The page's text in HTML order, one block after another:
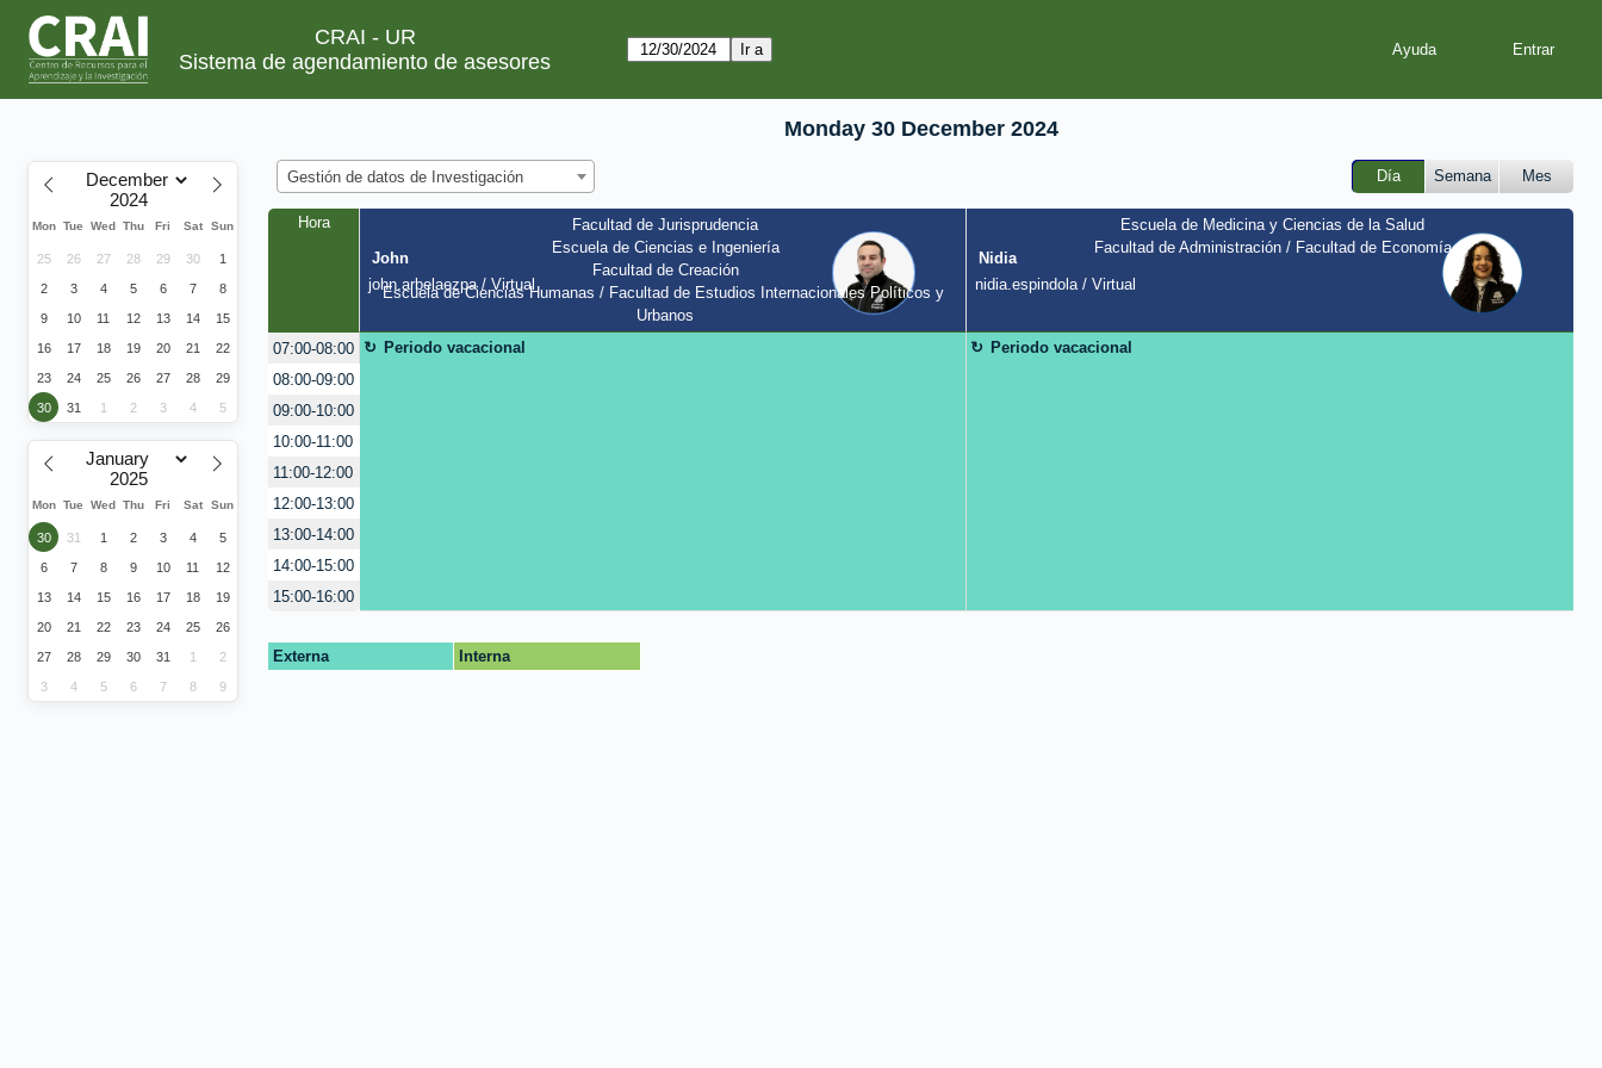
CRAI - UR
Sistema de agendamiento de asesores
Ayuda
Mon Tue Wed Thu Fri Sat Sun
25 26 27 28 29 30 1
2 3 4 5 6 7 8
9 10 11 12 13 14 15
16 17 18 19 20 21 22
23 24 25 26 27 28 29
30 31 1 2 3 4 5
Mon Tue Wed Thu Fri Sat Sun
30 31 1 2 3 4 5
6 7 8 9 10 11 12
13 14 15 16 17 18 19
20 21 22 23 24 25 26
27 28 29 30 31 1 2
3 4 5 6 7 8 9
Monday 30 December 2024
Gestión de datos de Investigación Día Semana Mes
Hora
John
john.arbelaezpa / Virtual
Facultad de Jurisprudencia
Escuela de Ciencias e Ingeniería
Facultad de Creación
Escuela de Ciencias Humanas / Facultad de Estudios Internacionales Políticos y
Urbanos
Nidia
nidia.espindola / Virtual
Escuela de Medicina y Ciencias de la Salud
Facultad de Administración / Facultad de Economía
07:00-08:00 Periodo vacacional
Periodo vacacional
08:00-09:00
09:00-10:00
10:00-11:00
11:00-12:00
12:00-13:00
13:00-14:00
14:00-15:00
15:00-16:00
Externa Interna